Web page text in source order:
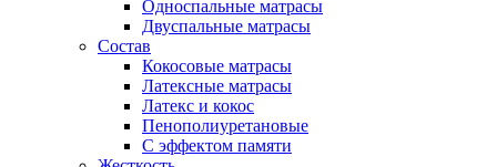
Односпальные матрасы
Двуспальные матрасы
Состав
Кокосовые матрасы
Латексные матрасы
Латекс и кокос
Пенополиуретановые
С эффектом памяти